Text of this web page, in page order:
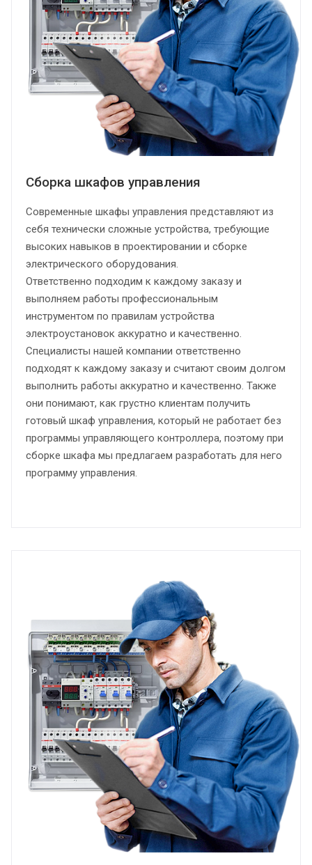
Сборка шкафов управления
Современные шкафы управления представляют из
себя технически сложные устройства, требующие
высоких навыков в проектировании и сборке
электрического оборудования.
Ответственно подходим к каждому заказу и
выполняем работы профессиональным
инструментом по правилам устройства
электроустановок аккуратно и качественно.
Специалисты нашей компании ответственно
подходят к каждому заказу и считают своим долгом
выполнить работы аккуратно и качественно. Также
они понимают, как грустно клиентам получить
готовый шкаф управления, который не работает без
программы управляющего контроллера, поэтому при
сборке шкафа мы предлагаем разработать для него
программу управления.